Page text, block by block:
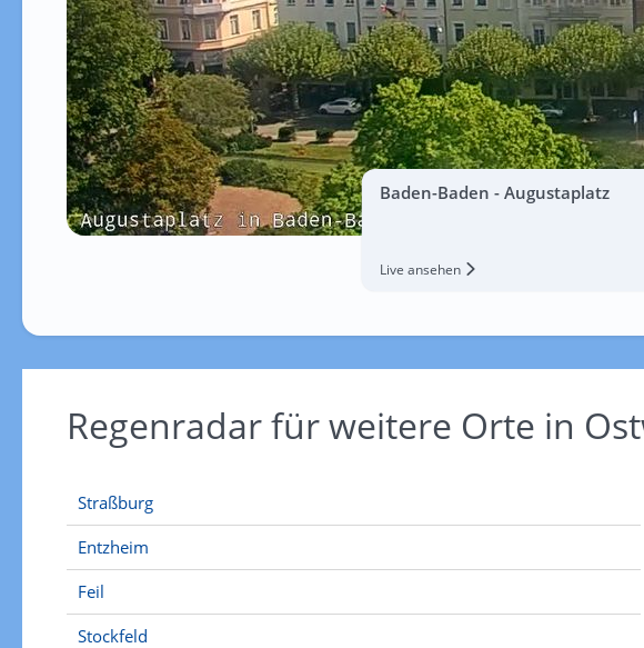
Baden-Baden - Augustaplatz
Live ansehen
Regenradar für weitere Orte in
Straßburg
Entzheim
Feil
Stockfeld